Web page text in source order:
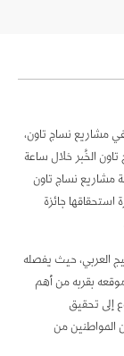
في مشاريع نساج تاون،
نساج تاون الخُبر خلال ساعة
مشاريع نساج تاون
استحقاقها جائزة
العربي، حيث يفصله
بقربه من أهم
إلى تحقيق
وتمكين المواطنين من